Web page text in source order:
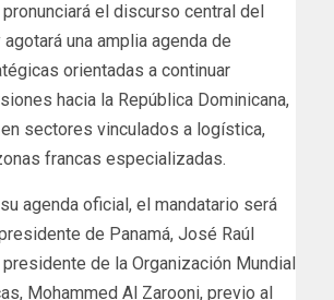
pronunciará el discurso central del
una amplia agenda de
orientadas a continuar
hacia la República Dominicana,
sectores vinculados a logística,
francas especializadas.
agenda oficial, el mandatario será
de Panamá, José Raúl
de la Organización Mundial
Mohammed Al Zarooni, previo al